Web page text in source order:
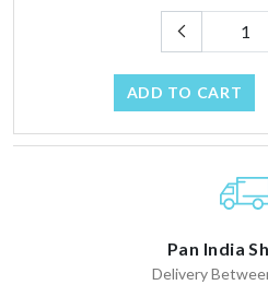
ADD TO CART
Pan India
Delivery